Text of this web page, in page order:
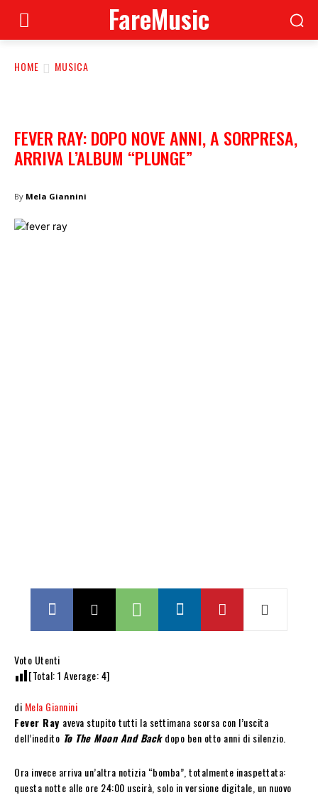
FareMusic
HOME MUSICA
FEVER RAY: DOPO NOVE ANNI, A SORPRESA,
ARRIVA L’ALBUM “PLUNGE”
By Mela Giannini
Voto Utenti
[Total:1 Average:4]
di Mela Giannini
Fever Ray aveva stupito tutti la settimana scorsa con l’uscita
dell’inedito To The Moon And Backdopo ben otto anni di silenzio.
Ora invece arriva un’altra notizia “bomba”, totalmente inaspettata:
questa notte alle ore 24:00 uscirà, solo in versione digitale, un nuovo